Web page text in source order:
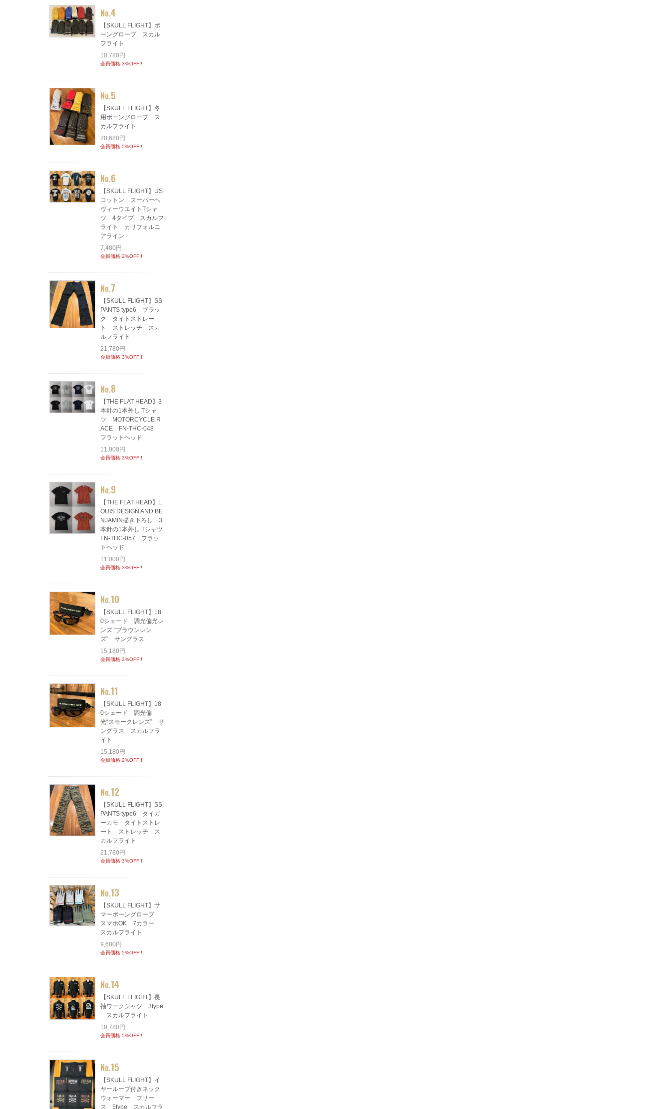
No.4
【SKULL FLIGHT】ボ
ーングローブ スカル
フライト
10,780円
会員価格 3%OFF!!
No.5
【SKULL FLIGHT】冬
用ボーングローブ ス
カルフライト
20,680円
会員価格 5%OFF!!
No.6
【SKULL FLIGHT】US
コットン スーパーヘ
ヴィーウエイトTシャ
ツ 4タイプ スカルフ
ライト カリフォルニ
アライン
7,480円
会員価格 2%OFF!!
No.7
【SKULL FLIGHT】SS
PANTS type6 ブラッ
ク タイトストレー
ト ストレッチ スカ
ルフライト
21,780円
会員価格 3%OFF!!
No.8
【THE FLAT HEAD】3
本針の1本外し Tシャ
ツ MOTORCYCLE R
ACE FN-THC-048
フラットヘッド
11,000円
会員価格 3%OFF!!
No.9
【THE FLAT HEAD】L
OUIS DESIGN AND BE
NJAMIN描き下ろし 3
本針の1本外し Tシャツ
FN-THC-057 フラッ
トヘッド
11,000円
会員価格 3%OFF!!
No.10
【SKULL FLIGHT】18
0シェード 調光偏光レ
ンズ “ブラウンレン
ズ” サングラス
15,180円
会員価格 2%OFF!!
No.11
【SKULL FLIGHT】18
0シェード 調光偏
光“スモークレンズ” サ
ングラス スカルフラ
イト
15,180円
会員価格 2%OFF!!
No.12
【SKULL FLIGHT】SS
PANTS type6 タイガ
ーカモ タイトストレ
ート ストレッチ ス
カルフライト
21,780円
会員価格 3%OFF!!
No.13
【SKULL FLIGHT】サ
マーボーングローブ
スマホOK 7カラー
スカルフライト
9,680円
会員価格 5%OFF!!
No.14
【SKULL FLIGHT】長
袖ワークシャツ 3type
スカルフライト
10,780円
会員価格 5%OFF!!
No.15
【SKULL FLIGHT】イ
ヤーループ付きネック
ウォーマー フリー
ス 5type スカルフラ